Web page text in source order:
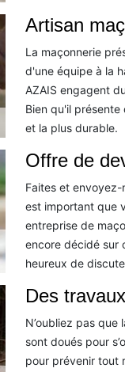
Artisan
La maçonnerie
d'une équipe à la
AZAIS engagent
Bien qu'il
et la plus durable.
Offre de
Faites et
est important que
entreprise de
encore décidé sur
heureux de
Des
N’oubliez pas
sont doués pour
pour prévenir tout